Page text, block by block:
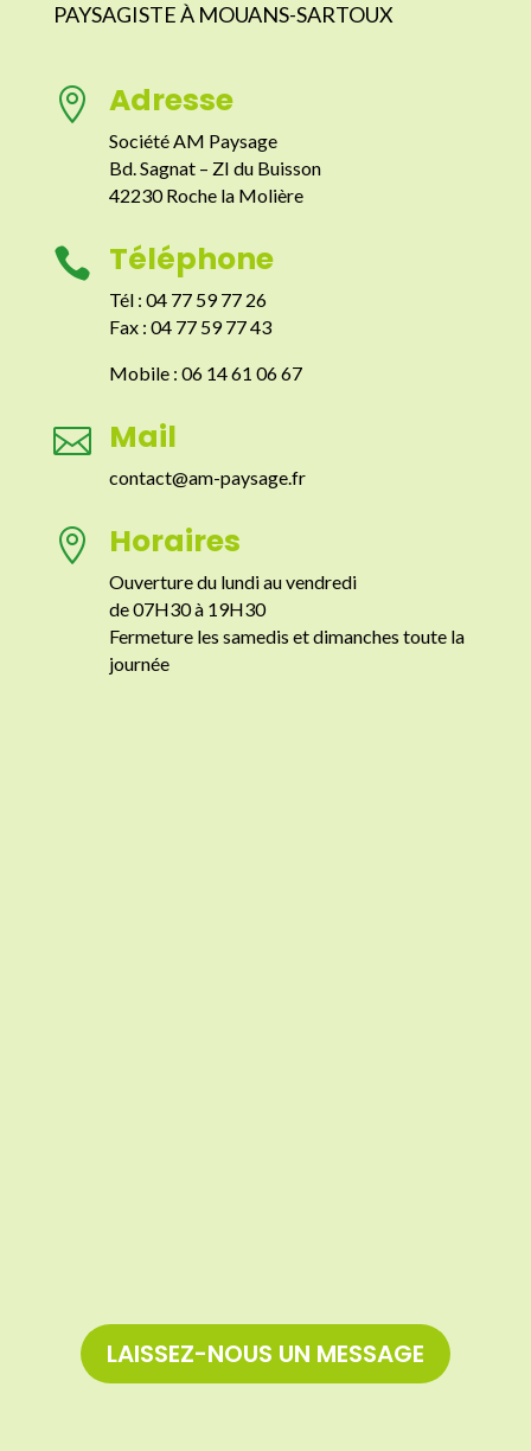
PAYSAGISTE À MOUANS-SARTOUX
 Adresse
Société AM Paysage
Bd. Sagnat – ZI du Buisson
42230 Roche la Molière
 Téléphone
Tél : 04 77 59 77 26
Fax : 04 77 59 77 43
Mobile : 06 14 61 06 67
 Mail
contact@am-paysage.fr
 Horaires
Ouverture du lundi au vendredi
de 07H30 à 19H30
Fermeture les samedis et dimanches toute la
journée
LAISSEZ-NOUS UN MESSAGE